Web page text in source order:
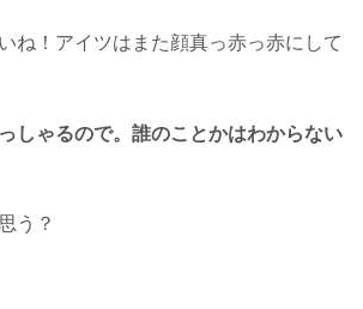
！アイツはまた顔真っ赤っ赤にして
しゃるので。誰のことかはわからない
う？